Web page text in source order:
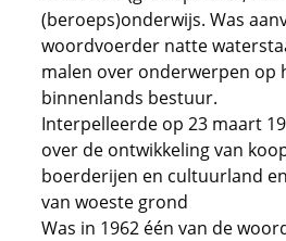
(beroeps)onderwijs. Was
woordvoerder natte
malen over onderwerpen op
binnenlands bestuur.
Interpelleerde op 23 maart
over de ontwikkeling van
boerderijen en cultuurland
van woeste grond
Was in 1962 één van de